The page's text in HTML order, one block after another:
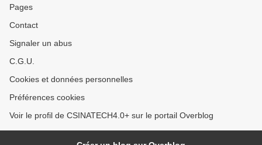
Pages
Contact
Signaler un abus
C.G.U.
Cookies et données personnelles
Préférences cookies
Voir le profil de CSINATECH4.0+ sur le portail Overblog